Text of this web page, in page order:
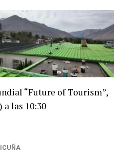
“Future of Tourism”,
a las 10:30